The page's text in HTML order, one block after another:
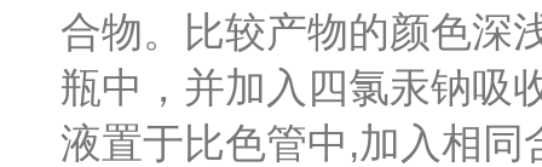
合物。比较产物的颜色深
瓶中，并加入四氯汞钠吸
液置于比色管中,加入相